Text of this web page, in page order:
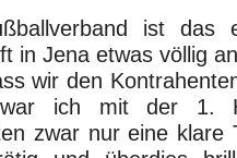
ist das
in Jena etwas völlig
wir den
ich mit der 1.
zwar nur eine klare